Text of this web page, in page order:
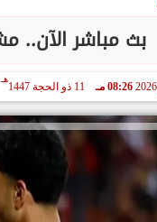
بث مباشر الآن..
08:26 مـ 11 ذو الحجة 1447
هـ